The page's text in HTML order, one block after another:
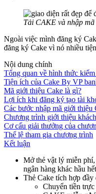
Tải CAKE và nhập mã
Ngoài việc mình đăng ký
đăng ký Cake vì nó nhiều
Nội dung chính
Tổng quan về hình thức
Tiện ích của Cake By VP
Mã giới thiệu Cake là gì?
Lợi ích khi đăng ký tạo tài
Các bước nhập mã giới thiệu
Chương trình giới thiệu
Cơ cấu giải thưởng của
Thể lệ tham gia chương trình
Kết luận
Mở thẻ vật lý miễn
ngân hàng khác hầu
Thẻ Cake tích hợp đầy
Chuyển tiền